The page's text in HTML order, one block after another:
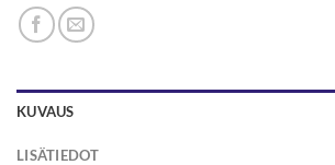
KUVAUS
LISÄTIEDOT